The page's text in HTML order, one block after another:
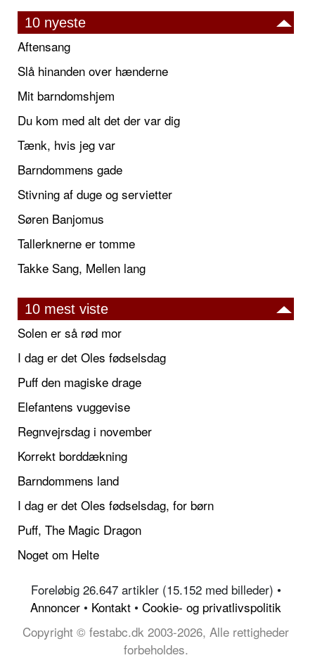
10 nyeste
Aftensang
Slå hinanden over hænderne
Mit barndomshjem
Du kom med alt det der var dig
Tænk, hvis jeg var
Barndommens gade
Stivning af duge og servietter
Søren Banjomus
Tallerknerne er tomme
Takke Sang, Mellen lang
10 mest viste
Solen er så rød mor
I dag er det Oles fødselsdag
Puff den magiske drage
Elefantens vuggevise
Regnvejrsdag i november
Korrekt borddækning
Barndommens land
I dag er det Oles fødselsdag, for børn
Puff, The Magic Dragon
Noget om Helte
Foreløbig 26.647 artikler (15.152 med billeder) •
Annoncer • Kontakt • Cookie- og privatlivspolitik
Copyright © festabc.dk 2003-2026, Alle rettigheder
forbeholdes.